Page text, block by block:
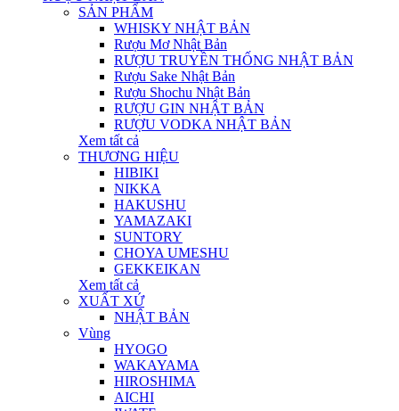
SẢN PHẨM
WHISKY NHẬT BẢN
Rượu Mơ Nhật Bản
RƯỢU TRUYỀN THỐNG NHẬT BẢN
Rượu Sake Nhật Bản
Rượu Shochu Nhật Bản
RƯỢU GIN NHẬT BẢN
RƯỢU VODKA NHẬT BẢN
Xem tất cả
THƯƠNG HIỆU
HIBIKI
NIKKA
HAKUSHU
YAMAZAKI
SUNTORY
CHOYA UMESHU
GEKKEIKAN
Xem tất cả
XUẤT XỨ
NHẬT BẢN
Vùng
HYOGO
WAKAYAMA
HIROSHIMA
AICHI